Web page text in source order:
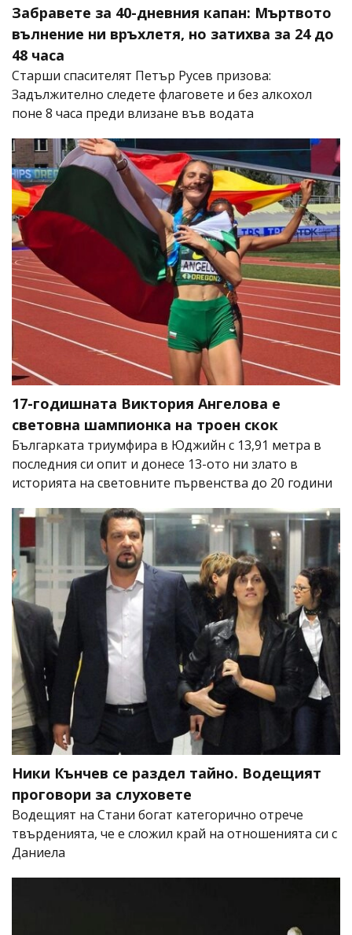
Забравете за 40-дневния капан: Мъртвото
вълнение ни връхлетя, но затихва за 24 до
48 часа
Старши спасителят Петър Русев призова:
Задължително следете флаговете и без алкохол
поне 8 часа преди влизане във водата
17-годишната Виктория Ангелова е
световна шампионка на троен скок
Българката триумфира в Юджийн с 13,91 метра в
последния си опит и донесе 13-ото ни злато в
историята на световните първенства до 20 години
Ники Кънчев се раздел тайно. Водещият
проговори за слуховете
Водещият на Стани богат категорично отрече
твърденията, че е сложил край на отношенията си с
Даниела